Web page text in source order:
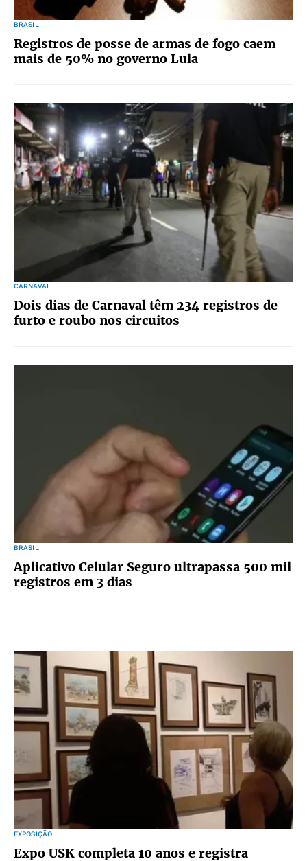
BRASIL
Registros de posse de armas de fogo caem
mais de 50% no governo Lula
CARNAVAL
Dois dias de Carnaval têm 234 registros de
furto e roubo nos circuitos
BRASIL
Aplicativo Celular Seguro ultrapassa 500 mil
registros em 3 dias
EXPOSIÇÃO
Expo USK completa 10 anos e registra